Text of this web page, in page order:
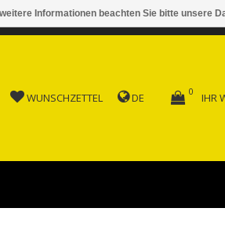
AB FR. 150.00
WUNSCHZETTEL DE IHR
0
Informationen beachten Sie bitte unsere